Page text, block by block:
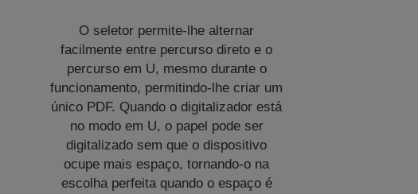
O seletor permite-lhe alternar
facilmente entre percurso direto e o
percurso em U, mesmo durante o
funcionamento, permitindo-lhe criar um
único PDF. Quando o digitalizador está
no modo em U, o papel pode ser
digitalizado sem que o dispositivo
ocupe mais espaço, tornando-o na
escolha perfeita quando o espaço é